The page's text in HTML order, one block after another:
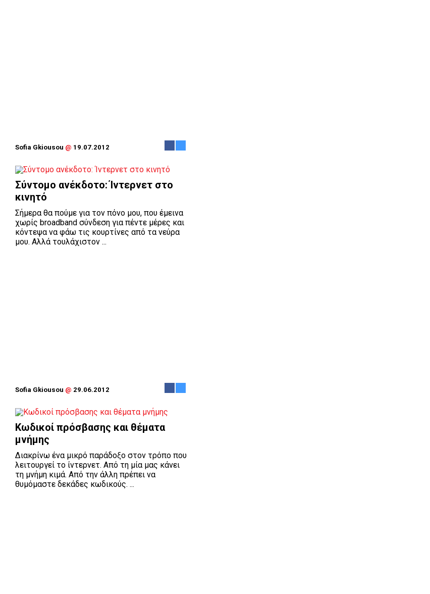
Sofia Gkiousou @ 19.07.2012
Σύντομο ανέκδοτο: Ίντερνετ στο
κινητό
Σήμερα θα πούμε για τον πόνο μου, που έμεινα
χωρίς broadband σύνδεση για πέντε μέρες και
κόντεψα να φάω τις κουρτίνες από τα νεύρα
μου. Αλλά τουλάχιστον ...
Sofia Gkiousou @ 29.06.2012
Κωδικοί πρόσβασης και θέματα
μνήμης
Διακρίνω ένα μικρό παράδοξο στον τρόπο που
λειτουργεί το ίντερνετ. Από τη μία μας κάνει
τη μνήμη κιμά. Από την άλλη πρέπει να
θυμόμαστε δεκάδες κωδικούς. ...